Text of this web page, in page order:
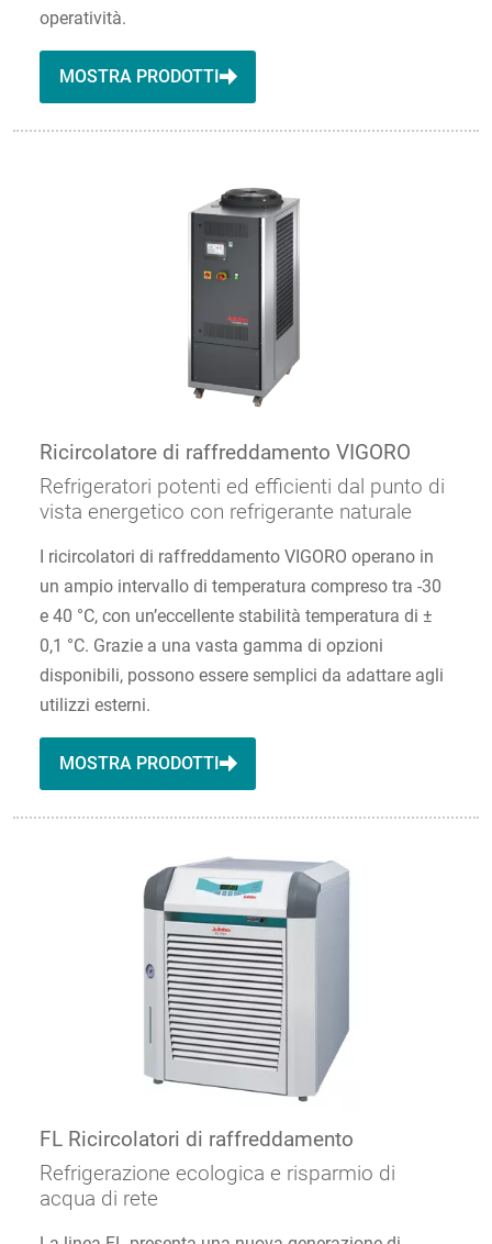
operatività.
MOSTRA PRODOTTI
Ricircolatore di raffreddamento VIGORO
Refrigeratori potenti ed efficienti dal punto di
vista energetico con refrigerante naturale
I ricircolatori di raffreddamento VIGORO operano in
un ampio intervallo di temperatura compreso tra -30
e 40 °C, con un’eccellente stabilità temperatura di ±
0,1 °C. Grazie a una vasta gamma di opzioni
disponibili, possono essere semplici da adattare agli
utilizzi esterni.
MOSTRA PRODOTTI
FL Ricircolatori di raffreddamento
Refrigerazione ecologica e risparmio di
acqua di rete